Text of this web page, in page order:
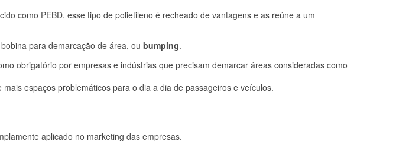
como PEBD, esse tipo de polietileno é recheado de vantagens e as reúne a um
para demarcação de área, ou bumping.
obrigatório por empresas e indústrias que precisam demarcar áreas consideradas como
espaços problemáticos para o dia a dia de passageiros e veículos.
aplicado no marketing das empresas.